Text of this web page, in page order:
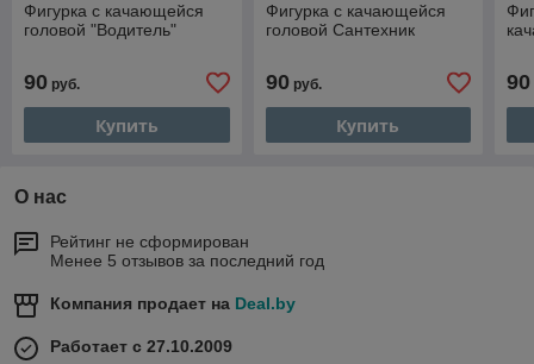
Фигурка с качающейся
головой "Водитель"
90 руб.
Купить
Фигурка с качающейся
головой Сантехник
90руб.
Купить
90
О нас
Рейтинг не сформирован
Менее 5 отзывов за последний год
Компания продает на Deal.by
Работает с 27.10.2009